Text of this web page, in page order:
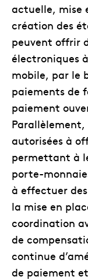
actuelle, mise
création des
peuvent offrir
électroniques
mobile, par le
paiements de
paiement
Parallèlement,
autorisées à
permettant à
porte-
à effectuer
la mise en
coordination
de
continue
de paiement